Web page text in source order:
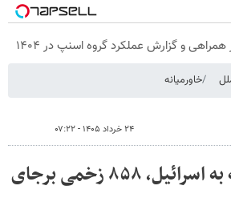
و گزارش عملکرد گروه اسنپ در ۱۴۰۴
خاورمیانه
۲۴ خرداد ۱۴۰۵ - ۰۷:۲۲
حملات حزب الله به اسرائیل، ۸۵۸ زخمی برجای